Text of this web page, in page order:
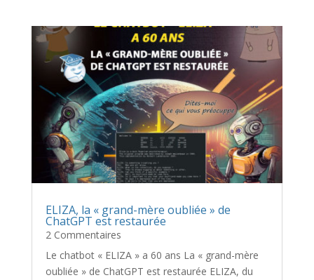
ELIZA, la « grand-mère oubliée » de
ChatGPT est restaurée
2 Commentaires
Le chatbot « ELIZA » a 60 ans La « grand-mère
oubliée » de ChatGPT est restaurée ELIZA, du